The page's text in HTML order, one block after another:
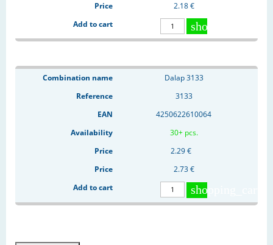
2.18 €
shopping_cart
Dalap 3133
3133
4250622610064
30+ pcs.
2.29 €
2.73 €
shopping_cart